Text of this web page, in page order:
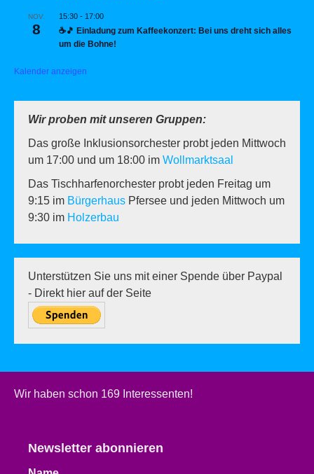
NOV.
8
15:30 - 17:00
☕🎵 Einladung zum Kaffeekonzert: Bei uns dreht sich alles
um die Bohne!
Kalender anzeigen
Wir proben mit unseren Gruppen:
Das große Inklusionsorchester probt jeden Mittwoch
um 17:00 und um 18:00 im Wollmarktsaal
Das Tischharfenorchester probt jeden Freitag um
9:15 im Bürgerhaus Pfersee und jeden Mittwoch um
9:30 im Holzerbau
Unterstützen Sie uns mit einer Spende über Paypal
- Direkt hier auf der Seite
Wir haben schon 169 Interessenten!
Newsletter abonnieren